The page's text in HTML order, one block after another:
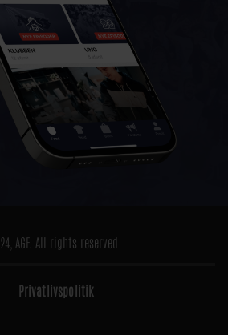
AGF. All rights reserved
Privatlivspolitik